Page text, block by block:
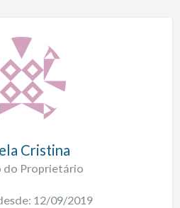
Cristina
do Proprietário
12/09/2019